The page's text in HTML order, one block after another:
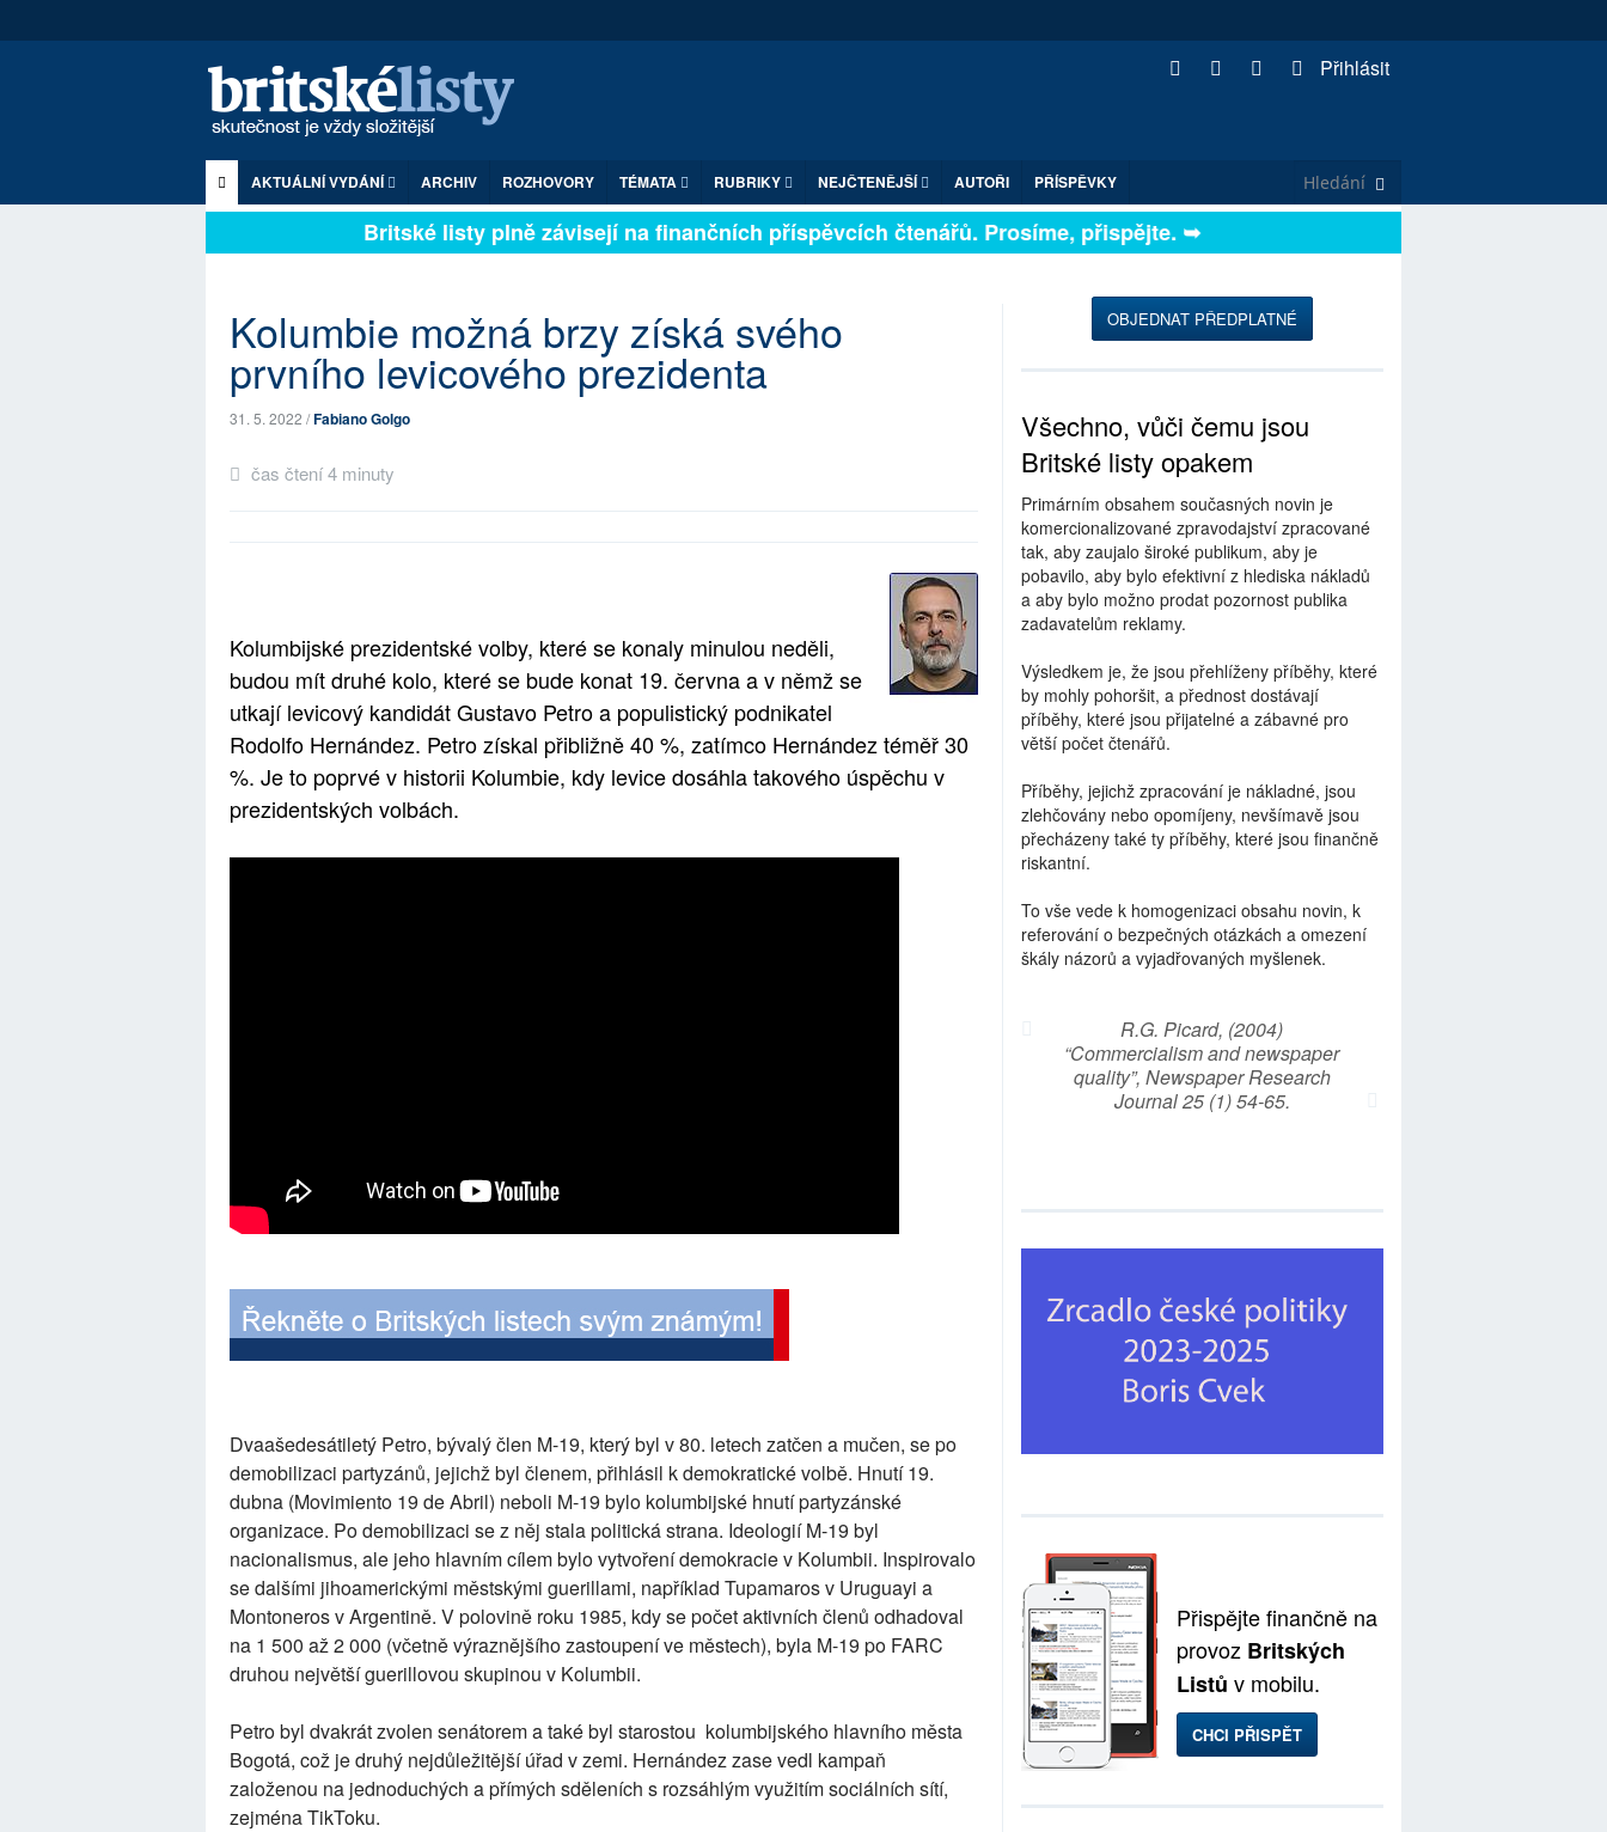
Přihlásit
AKTUÁLNÍ VYDÁNÍ ARCHIV ROZHOVORY TÉMATA RUBRIKY NEJČTENĚJŠÍ AUTOŘI PŘÍSPĚVKY
Britské listy plně závisejí na finančních příspěvcích čtenářů. Prosíme, přispějte. ➥
Kolumbie možná brzy získá svého
prvního levicového prezidenta
31. 5. 2022 /Fabiano Golgo
čas čtení 4 minuty
Kolumbijské prezidentské volby, které se konaly minulou neděli,
budou mít druhé kolo, které se bude konat 19. června a v němž se
utkají levicový kandidát Gustavo Petro a populistický podnikatel
Rodolfo Hernández. Petro získal přibližně 40 %, zatímco Hernández téměř 30
%. Je to poprvé v historii Kolumbie, kdy levice dosáhla takového úspěchu v
prezidentských volbách.
Dvaašedesátiletý Petro, bývalý člen M-19, který byl v 80. letech zatčen a mučen, se po
demobilizaci partyzánů, jejichž byl členem, přihlásil k demokratické volbě. Hnutí 19.
dubna (Movimiento 19 de Abril) neboli M-19 bylo kolumbijské hnutí partyzánské
organizace. Po demobilizaci se z něj stala politická strana. Ideologií M-19 byl
nacionalismus, ale jeho hlavním cílem bylo vytvoření demokracie v Kolumbii. Inspirovalo
se dalšími jihoamerickými městskými guerillami, například Tupamaros v Uruguayi a
Montoneros v Argentině. V polovině roku 1985, kdy se počet aktivních členů odhadoval
na 1 500 až 2 000 (včetně výraznějšího zastoupení ve městech), byla M-19 po FARC
druhou největší guerillovou skupinou v Kolumbii.
Petro byl dvakrát zvolen senátorem a také byl starostou kolumbijského hlavního města
Bogotá, což je druhý nejdůležitější úřad v zemi. Hernández zase vedl kampaň
založenou na jednoduchých a přímých sděleních s rozsáhlým využitím sociálních sítí,
zejména TikToku.
OBJEDNAT PŘEDPLATNÉ
Všechno, vůči čemu jsou
Britské listy opakem
Primárním obsahem současných novin je
komercionalizované zpravodajství zpracované
tak, aby zaujalo široké publikum, aby je
pobavilo, aby bylo efektivní z hlediska nákladů
a aby bylo možno prodat pozornost publika
zadavatelům reklamy.
Výsledkem je, že jsou přehlíženy příběhy, které
by mohly pohoršit, a přednost dostávají
příběhy, které jsou přijatelné a zábavné pro
větší počet čtenářů.
Příběhy, jejichž zpracování je nákladné, jsou
zlehčovány nebo opomíjeny, nevšímavě jsou
přecházeny také ty příběhy, které jsou finančně
riskantní.
To vše vede k homogenizaci obsahu novin, k
referování o bezpečných otázkách a omezení
škály názorů a vyjadřovaných myšlenek.
R.G. Picard, (2004)
“Commercialism and newspaper
quality”, Newspaper Research
Journal 25 (1) 54-65.
Přispějte finančně na
provoz Britských
Listů v mobilu.
CHCI PŘISPĚT